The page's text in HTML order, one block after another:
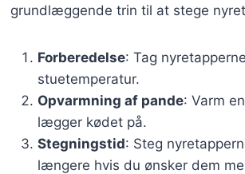
grundlæggende trin til at stege
Forberedelse: Tag
stuetemperatur.
Opvarmning af pande: Varm
lægger kødet på.
Stegningstid: Steg
længere hvis du ønsker dem